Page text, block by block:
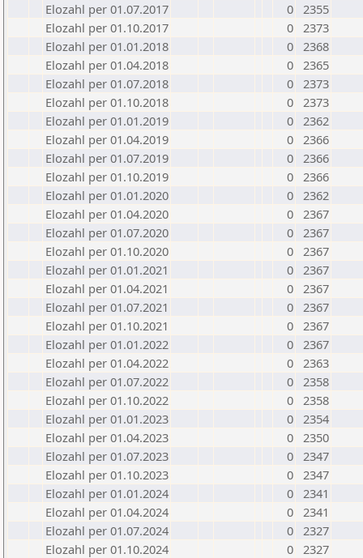
Elozahl per 01.07.2017
0 2355
Elozahl per 01.10.2017
0 2373
Elozahl per 01.01.2018
0 2368
Elozahl per 01.04.2018
0 2365
Elozahl per 01.07.2018
0 2373
Elozahl per 01.10.2018
0 2373
Elozahl per 01.01.2019
0 2362
Elozahl per 01.04.2019
0 2366
Elozahl per 01.07.2019
0 2366
Elozahl per 01.10.2019
0 2366
Elozahl per 01.01.2020
0 2362
Elozahl per 01.04.2020
0 2367
Elozahl per 01.07.2020
0 2367
Elozahl per 01.10.2020
0 2367
Elozahl per 01.01.2021
0 2367
Elozahl per 01.04.2021
0 2367
Elozahl per 01.07.2021
0 2367
Elozahl per 01.10.2021
0 2367
Elozahl per 01.01.2022
0 2367
Elozahl per 01.04.2022
0 2363
Elozahl per 01.07.2022
0 2358
Elozahl per 01.10.2022
0 2358
Elozahl per 01.01.2023
0 2354
Elozahl per 01.04.2023
0 2350
Elozahl per 01.07.2023
0 2347
Elozahl per 01.10.2023
0 2347
Elozahl per 01.01.2024
0 2341
Elozahl per 01.04.2024
0 2341
Elozahl per 01.07.2024
0 2327
Elozahl per 01.10.2024
0 2327